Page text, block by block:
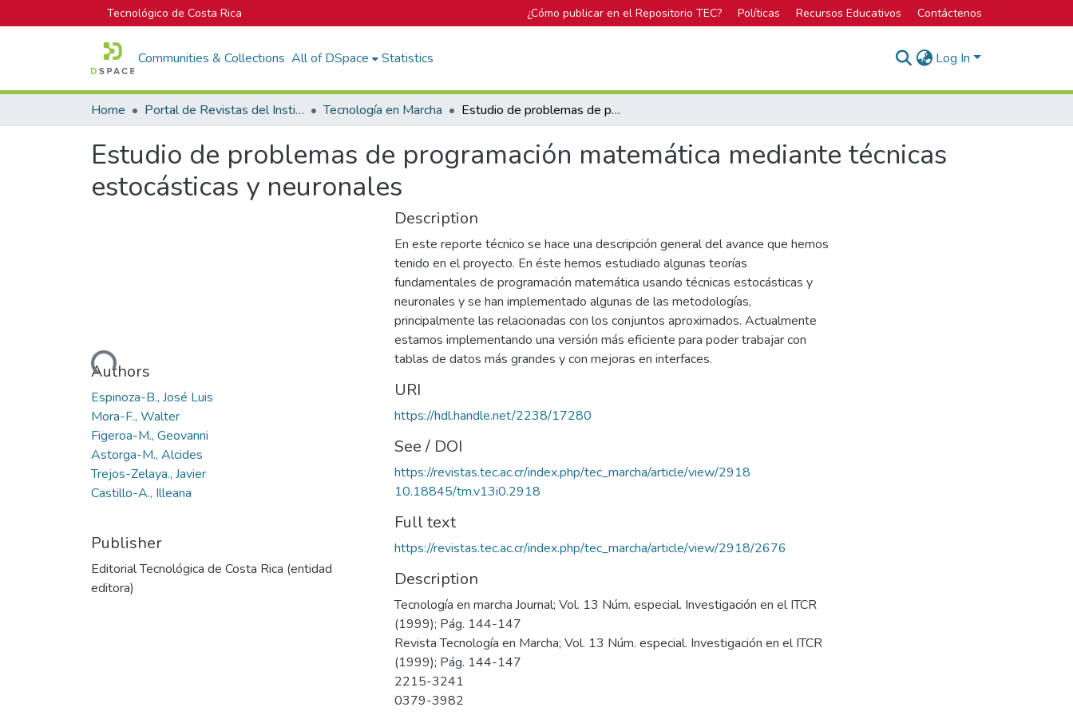
Tecnológico de Costa Rica ¿Cómo publicar en el Repositorio TEC? Políticas Recursos Educativos Contáctenos
Communities & Collections All of DSpace Statistics Log In
Home Portal de Revistas del Instituto Tecnológico de Costa Rica Tecnología en Marcha Estudio de problemas de programación matemática mediante técnicas estocásticas y neuronales
Estudio de problemas de programación matemática mediante técnicas
estocásticas y neuronales
Loading...
Authors
Espinoza-B., José Luis
Mora-F., Walter
Figeroa-M., Geovanni
Astorga-M., Alcides
Trejos-Zelaya., Javier
Castillo-A., Illeana
Publisher
Editorial Tecnológica de Costa Rica (entidad
editora)
Description
En este reporte técnico se hace una descripción general del avance que hemos
tenido en el proyecto. En éste hemos estudiado algunas teorías
fundamentales de programación matemática usando técnicas estocásticas y
neuronales y se han implementado algunas de las metodologías,
principalmente las relacionadas con los conjuntos aproximados. Actualmente
estamos implementando una versión más eficiente para poder trabajar con
tablas de datos más grandes y con mejoras en interfaces.
URI
https://hdl.handle.net/2238/17280
See / DOI
https://revistas.tec.ac.cr/index.php/tec_marcha/article/view/2918
10.18845/tm.v13i0.2918
Full text
https://revistas.tec.ac.cr/index.php/tec_marcha/article/view/2918/2676
Description
Tecnología en marcha Journal; Vol. 13 Núm. especial. Investigación en el ITCR
(1999); Pág. 144-147
Revista Tecnología en Marcha; Vol. 13 Núm. especial. Investigación en el ITCR
(1999); Pág. 144-147
2215-3241
0379-3982